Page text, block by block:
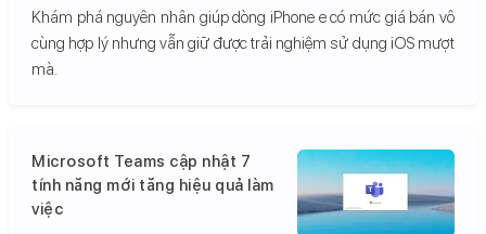
Khám phá nguyên nhân giúp dòng iPhone e có mức giá bán vô
cùng hợp lý nhưng vẫn giữ được trải nghiệm sử dụng iOS mượt
mà.
Microsoft Teams cập nhật 7
tính năng mới tăng hiệu quả làm
việc